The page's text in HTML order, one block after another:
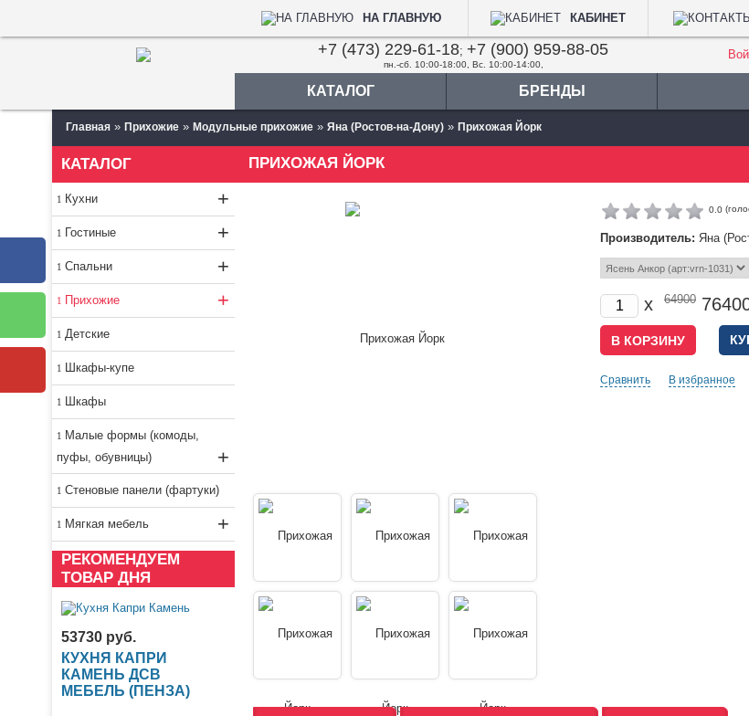
НА ГЛАВНУЮ КАБИНЕТ
+7 (473) 229-61-18; +7 (900) 959-88-05
пн.-сб. 10:00-18:00, Вс. 10:00-14:00,
КАТАЛОГ БРЕНДЫ
Главная » Прихожие » Модульные прихожие » Яна (Ростов-на-Дону) » Прихожая Йорк
КАТАЛОГ
Кухни +
Гостиные +
Спальни +
Прихожие +
Детские
Шкафы-купе
Шкафы
Малые формы (комоды,
пуфы, обувницы)
+
Стеновые панели (фартуки)
Мягкая мебель +
РЕКОМЕНДУЕМ
ТОВАР ДНЯ
53730 руб.
КУХНЯ КАПРИ
КАМЕНЬ ДСВ
МЕБЕЛЬ (ПЕНЗА)
ПРИХОЖАЯ ЙОРК
0.0
Производитель: Яна
x 64900
Сравнить В избранное